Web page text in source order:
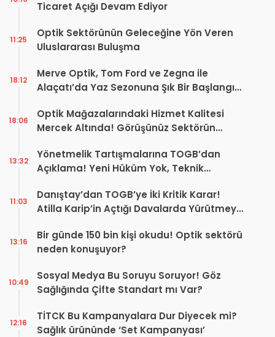
Ticaret Açığı Devam Ediyor
Optik Sektörünün Geleceğine Yön Veren
Uluslararası Buluşma
11:25
Merve Optik, Tom Ford ve Zegna ile
Alaçatı’da Yaz Sezonuna Şık Bir Başlangıç ​​
18:12
Optik Mağazalarındaki Hizmet Kalitesi
Mercek Altında! Görüşünüz Sektörün
18:06
Yönetmelik Tartışmalarına TOGB’dan
Açıklama! Yeni Hüküm Yok, Teknik
13:32
Danıştay’dan TOGB’ye İki Kritik Karar!
Atilla Karip’in Açtığı Davalarda Yürütmeyi
11:03
Bir günde 150 bin kişi okudu! Optik sektörü
neden konuşuyor?
13:16
Sosyal Medya Bu Soruyu Soruyor! Göz
Sağlığında Çifte Standart mı Var?
10:49
TİTCK Bu Kampanyalara Dur Diyecek mi?
Sağlık ürününde ‘Set Kampanyası’
12:16